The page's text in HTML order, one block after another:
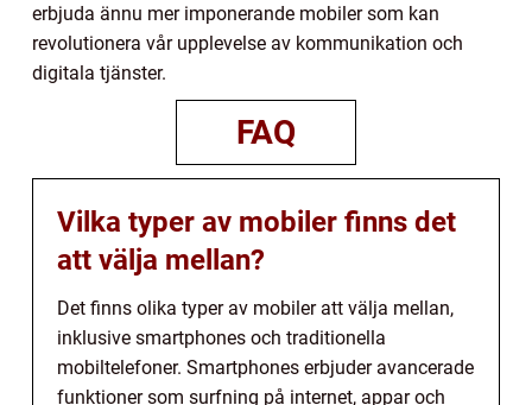
erbjuda ännu mer imponerande mobiler som kan
revolutionera vår upplevelse av kommunikation och
digitala tjänster.
FAQ
Vilka typer av mobiler finns det
att välja mellan?
Det finns olika typer av mobiler att välja mellan,
inklusive smartphones och traditionella
mobiltelefoner. Smartphones erbjuder avancerade
funktioner som surfning på internet, appar och